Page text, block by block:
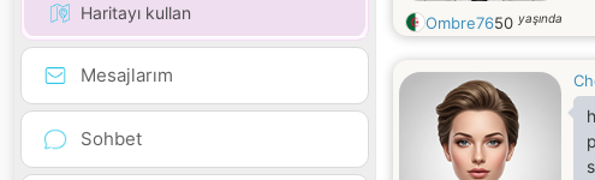
Haritayı kullan
Mesajlarım
Sohbet
Ombre7650 yaşında